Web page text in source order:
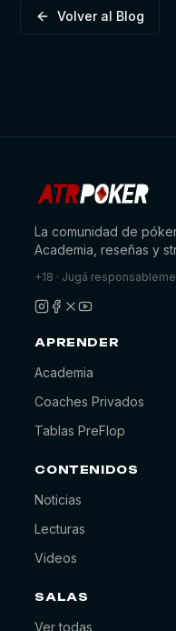
Volver al Blog
La comunidad de
Academia, reseñas y
+18 · Jugá
APRENDER
Academia
Coaches Privados
Tablas PreFlop
CONTENIDOS
Noticias
Lecturas
Videos
SALAS
Ver todas